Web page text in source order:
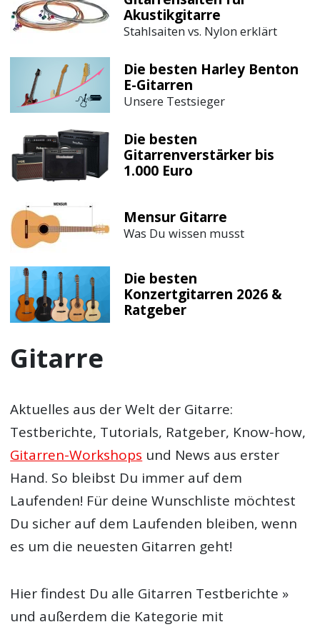
Akustikgitarre
Stahlsaiten vs. Nylon erklärt
Die besten Harley Benton
E-Gitarren
Unsere Testsieger
Die besten
Gitarrenverstärker bis
1.000 Euro
Mensur Gitarre
Was Du wissen musst
Die besten
Konzertgitarren 2026 &
Ratgeber
Gitarre
Aktuelles aus der Welt der Gitarre:
Testberichte, Tutorials, Ratgeber, Know-how,
Gitarren-Workshops und News aus erster
Hand. So bleibst Du immer auf dem
Laufenden! Für deine Wunschliste möchtest
Du sicher auf dem Laufenden bleiben, wenn
es um die neuesten Gitarren geht!
Hier findest Du alle Gitarren Testberichte »
und außerdem die Kategorie mit